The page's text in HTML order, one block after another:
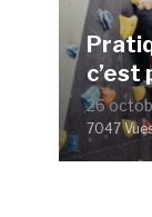
c’est
26
7047